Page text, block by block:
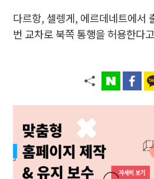
다르항, 셀렝게, 에르데네트에서
번 교차로 북쪽 통행을 허용한다